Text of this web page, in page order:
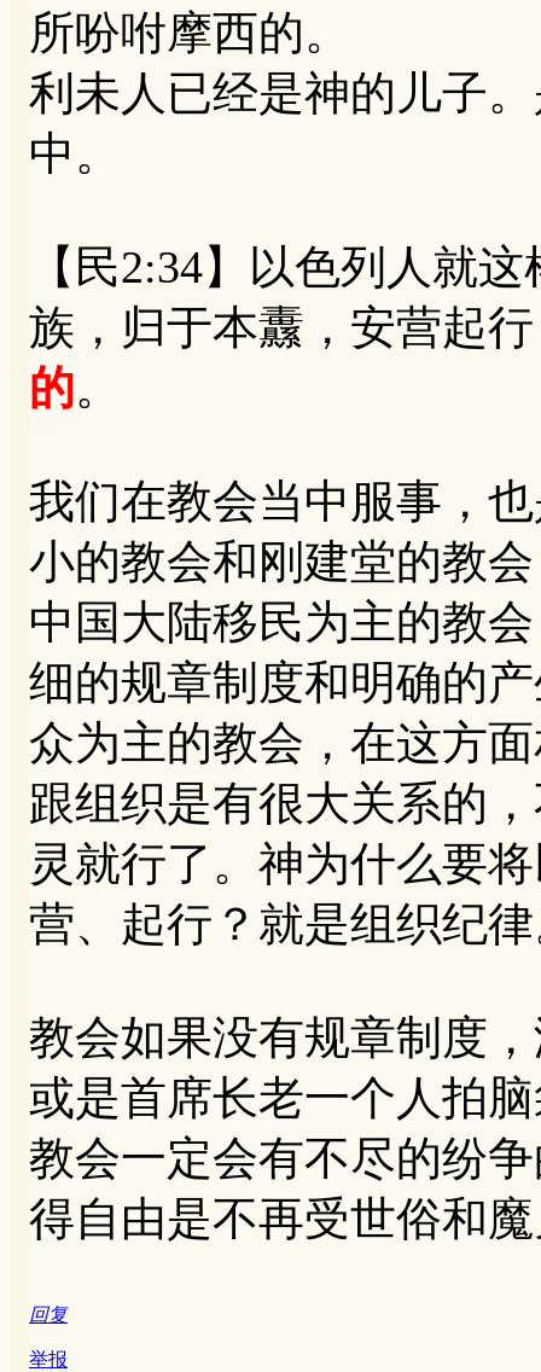
所吩咐摩西的。
利未人已经是神的儿子
中。
【民2:34】以色列人就
族，归于本纛，安营起
的。
我们在教会当中服事，
小的教会和刚建堂的教
中国大陆移民为主的教
细的规章制度和明确的
众为主的教会，在这方
跟组织是有很大关系的
灵就行了。神为什么要
营、起行？就是组织纪
教会如果没有规章制度
或是首席长老一个人拍
教会一定会有不尽的纷
得自由是不再受世俗和
回复
举报